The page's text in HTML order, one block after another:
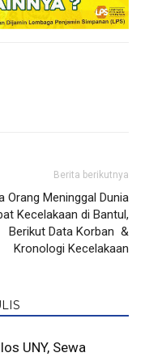
Berita berikutnya
Orang Meninggal Dunia
Kecelakaan di Bantul,
Berikut Data Korban &
Kronologi Kecelakaan
UNY, Sewa